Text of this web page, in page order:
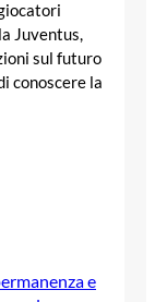
Juventus,
sul futuro
conoscere la
e